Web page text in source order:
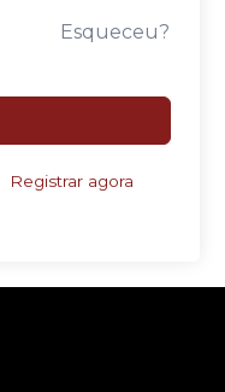
Esqueceu?
Registrar agora